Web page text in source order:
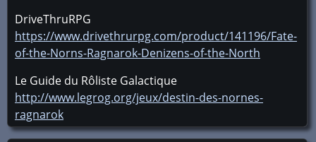
DriveThruRPG
https://www.drivethrurpg.com/product/141196/Fate-
of-the-Norns-Ragnarok-Denizens-of-the-North
Le Guide du Rôliste Galactique
http://www.legrog.org/jeux/destin-des-nornes-
ragnarok